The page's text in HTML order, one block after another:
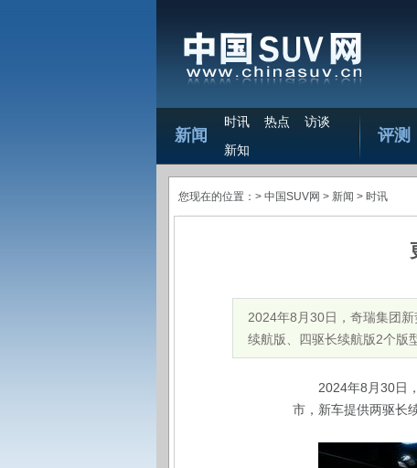
新闻
时讯 热点
访谈
新知
评测
您现在的位置：> 中国SUV网 > 新闻 > 时讯
2024年8月30日，奇瑞集团
续航版、四驱长续航版2个版
2024年8月30日
市，新车提供两驱长